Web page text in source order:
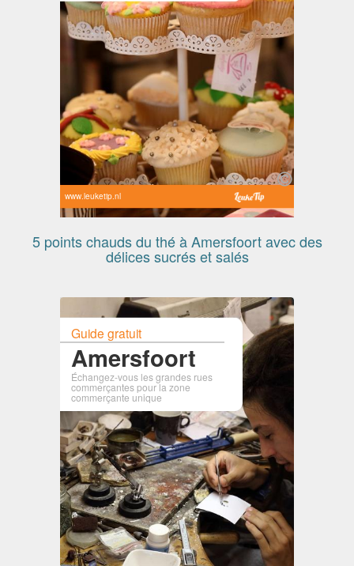
www.leuketip.nl
5 points chauds du thé à Amersfoort avec des
délices sucrés et salés
Guide gratuit
Amersfoort
Échangez-vous les grandes rues
commerçantes pour la zone
commerçante unique